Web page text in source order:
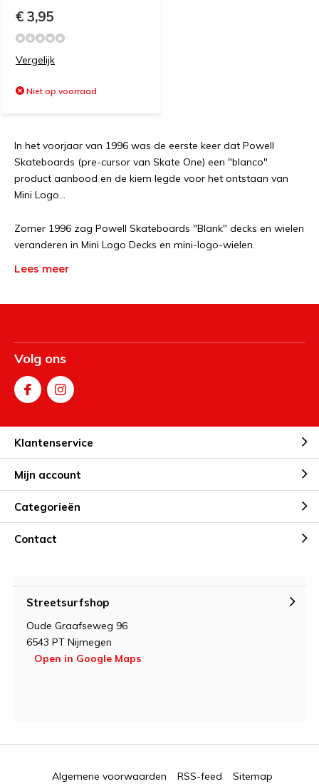
€ 3,95
Vergelijk
Niet op voorraad
In het voorjaar van 1996 was de eerste keer dat Powell
Skateboards (pre-cursor van Skate One) een "blanco"
product aanbood en de kiem legde voor het ontstaan ​​van
Mini Logo...
Zomer 1996 zag Powell Skateboards "Blank" decks en wielen
veranderen in Mini Logo Decks en mini-logo-wielen.
Lees meer
Volg ons
Klantenservice
Mijn account
Categorieën
Contact
Streetsurfshop
Oude Graafseweg 96
6543 PT Nijmegen
Open in Google Maps
Algemene voorwaarden RSS-feed Sitemap